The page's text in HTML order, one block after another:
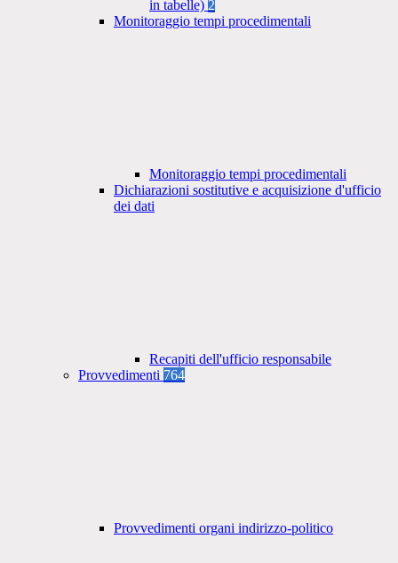
in tabelle) 2
Monitoraggio tempi procedimentali
Monitoraggio tempi procedimentali
Dichiarazioni sostitutive e acquisizione d'ufficio
dei dati
Recapiti dell'ufficio responsabile
Provvedimenti 764
Provvedimenti organi indirizzo-politico